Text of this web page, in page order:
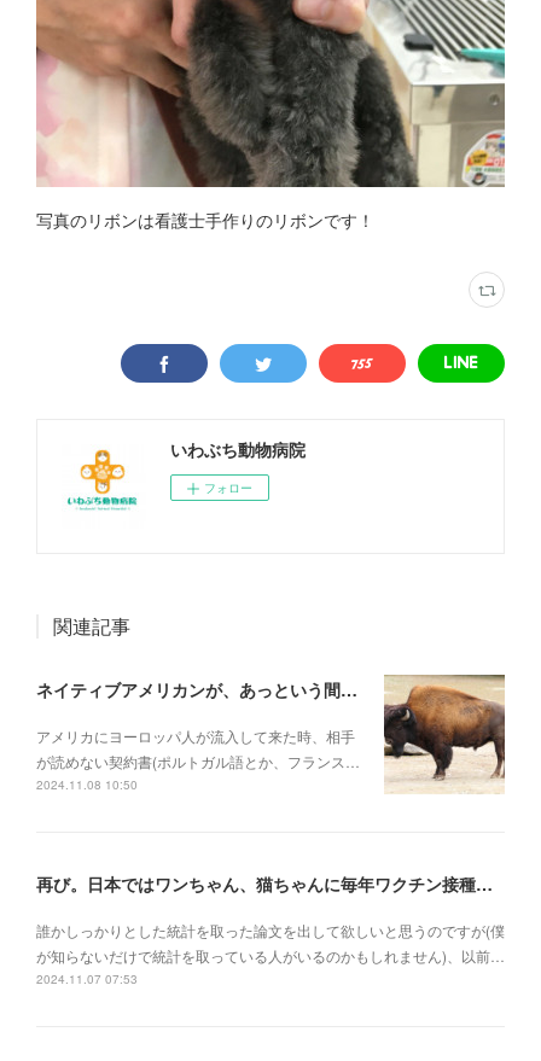
写真のリボンは看護士手作りのリボンです！
いわぶち動物病院
フォロー
関連記事
ネイティブアメリカンが、あっという間に滅ぼされていった理由
アメリカにヨーロッパ人が流入して来た時、相手
が読めない契約書(ポルトガル語とか、フランス…
2024.11.08 10:50
再び。日本ではワンちゃん、猫ちゃんに毎年ワクチン接種を行うべき理由
誰かしっかりとした統計を取った論文を出して欲しいと思うのですが(僕
が知らないだけで統計を取っている人がいるのかもしれません)、以前…
2024.11.07 07:53